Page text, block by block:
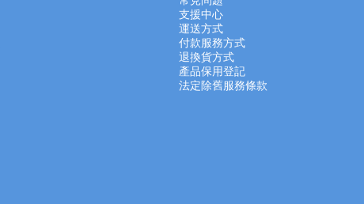
支援中心
運送方式
付款服務方式
退換貨方式
產品保用登記
法定除舊服務條款